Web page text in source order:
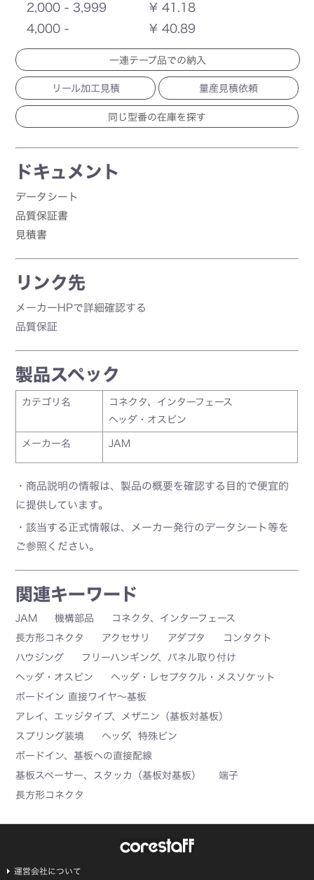
2,000 - 3,999
¥ 41.18
4,000 -
¥ 40.89
一連テープ品での納入
リール加工見積 量産見積依頼
ドキュメント
データシート
品質保証書
見積書
リンク先
メーカーHPで詳細確認する
品質保証
製品スペック
カテゴリ名
コネクタ、インターフェース
ヘッダ・オスピン
メーカー名 JAM
・商品説明の情報は、製品の概要を確認する目的で便宜的
に提供しています。
・該当する正式情報は、メーカー発行のデータシート等を
ご参照ください。
関連キーワード
JAM 機構部品
コネクタ、インターフェース
長方形コネクタ
アクセサリ アダプタ
コンタクト
ハウジング
フリーハンギング、パネル取り付け
ヘッダ・オスピン
ヘッダ・レセプタクル・メスソケット
ボードイン 直接ワイヤ～基板
アレイ、エッジタイプ、メザニン（基板対基板）
スプリング装填
ヘッダ、特殊ピン
ボードイン、基板への直接配線
基板スペーサー、スタッカ（基板対基板）
端子
長方形コネクタ
運営会社について